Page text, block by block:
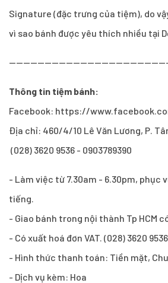
Signature (đặc trưng của tiệm), do
vì sao bánh được yêu thích nhiều tại
Thông tin tiệm bánh:
Facebook: https://
Địa chỉ: 460/4/10 Lê Văn Lương, P.
(028) 3620 9536 - 0903789390
- Làm việc từ 7.30am - 6.30pm, phục
tiếng.
- Giao bánh trong nội thành Tp HCM
- Có xuất hoá đơn VAT. (028) 3620
- Hình thức thanh toán: Tiền mặt,
- Dịch vụ kèm: Hoa